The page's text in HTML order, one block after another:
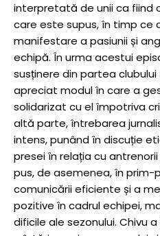
interpretată de unii ca fiind
care este supus, în timp ce
manifestare a pasiunii și
echipă. În urma acestui
susținere din partea
apreciat modul în care a
solidarizat cu el împotriva
altă parte, întrebarea
intens, punând în discuție
presei în relația cu
pus, de asemenea, în
comunicării eficiente și a
pozitive în cadrul echipei,
dificile ale sezonului. Chivu